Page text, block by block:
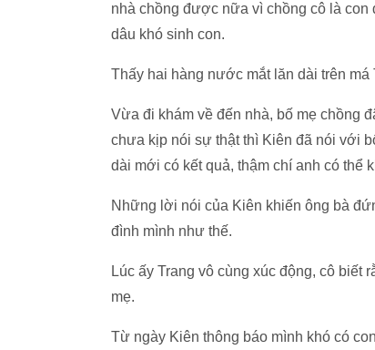
nhà chồng được nữa vì chồng cô là con
dâu khó sinh con.
Thấy hai hàng nước mắt lăn dài trên
Vừa đi khám về đến nhà, bố mẹ chồng
chưa kịp nói sự thật thì Kiên đã nói với
dài mới có kết quả, thậm chí anh có thể
Những lời nói của Kiên khiến ông bà
đình mình như thế.
Lúc ấy Trang vô cùng xúc động, cô
mẹ.
Từ ngày Kiên thông báo mình khó có